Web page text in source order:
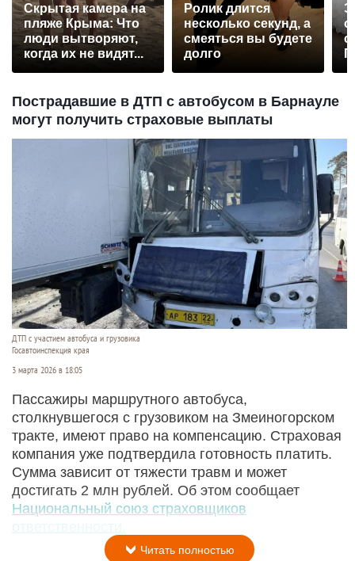
Скрытая камера на
пляже Крыма: Что
люди вытворяют,
когда их не видят...
Ролик длится
несколько секунд, а
смеяться вы будете
долго
Пострадавшие в ДТП с автобусом в Барнауле
могут получить страховые выплаты
ДТП с участием автобуса и грузовика
Госавтоинспекция края
3 марта 2026 в 18:05
Пассажиры маршрутного автобуса,
столкнувшегося с грузовиком на Змеиногорском
тракте, имеют право на компенсацию. Страховая
компания уже подтвердила готовность платить.
Сумма зависит от тяжести травм и может
достигать 2 млн рублей. Об этом сообщает
Национальный союз страховщиков
ответственности.
Читать полностью